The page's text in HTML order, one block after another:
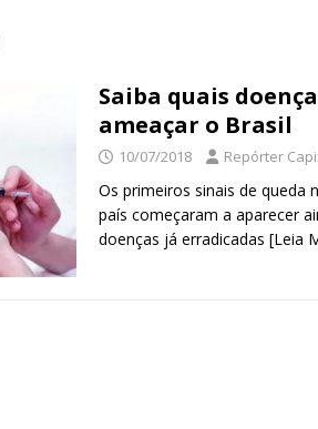
Saiba quais
ameaçar o Brasil
10/07/2018 Repórter
Os primeiros sinais de queda
país começaram a aparecer
doenças já erradicadas [Leia